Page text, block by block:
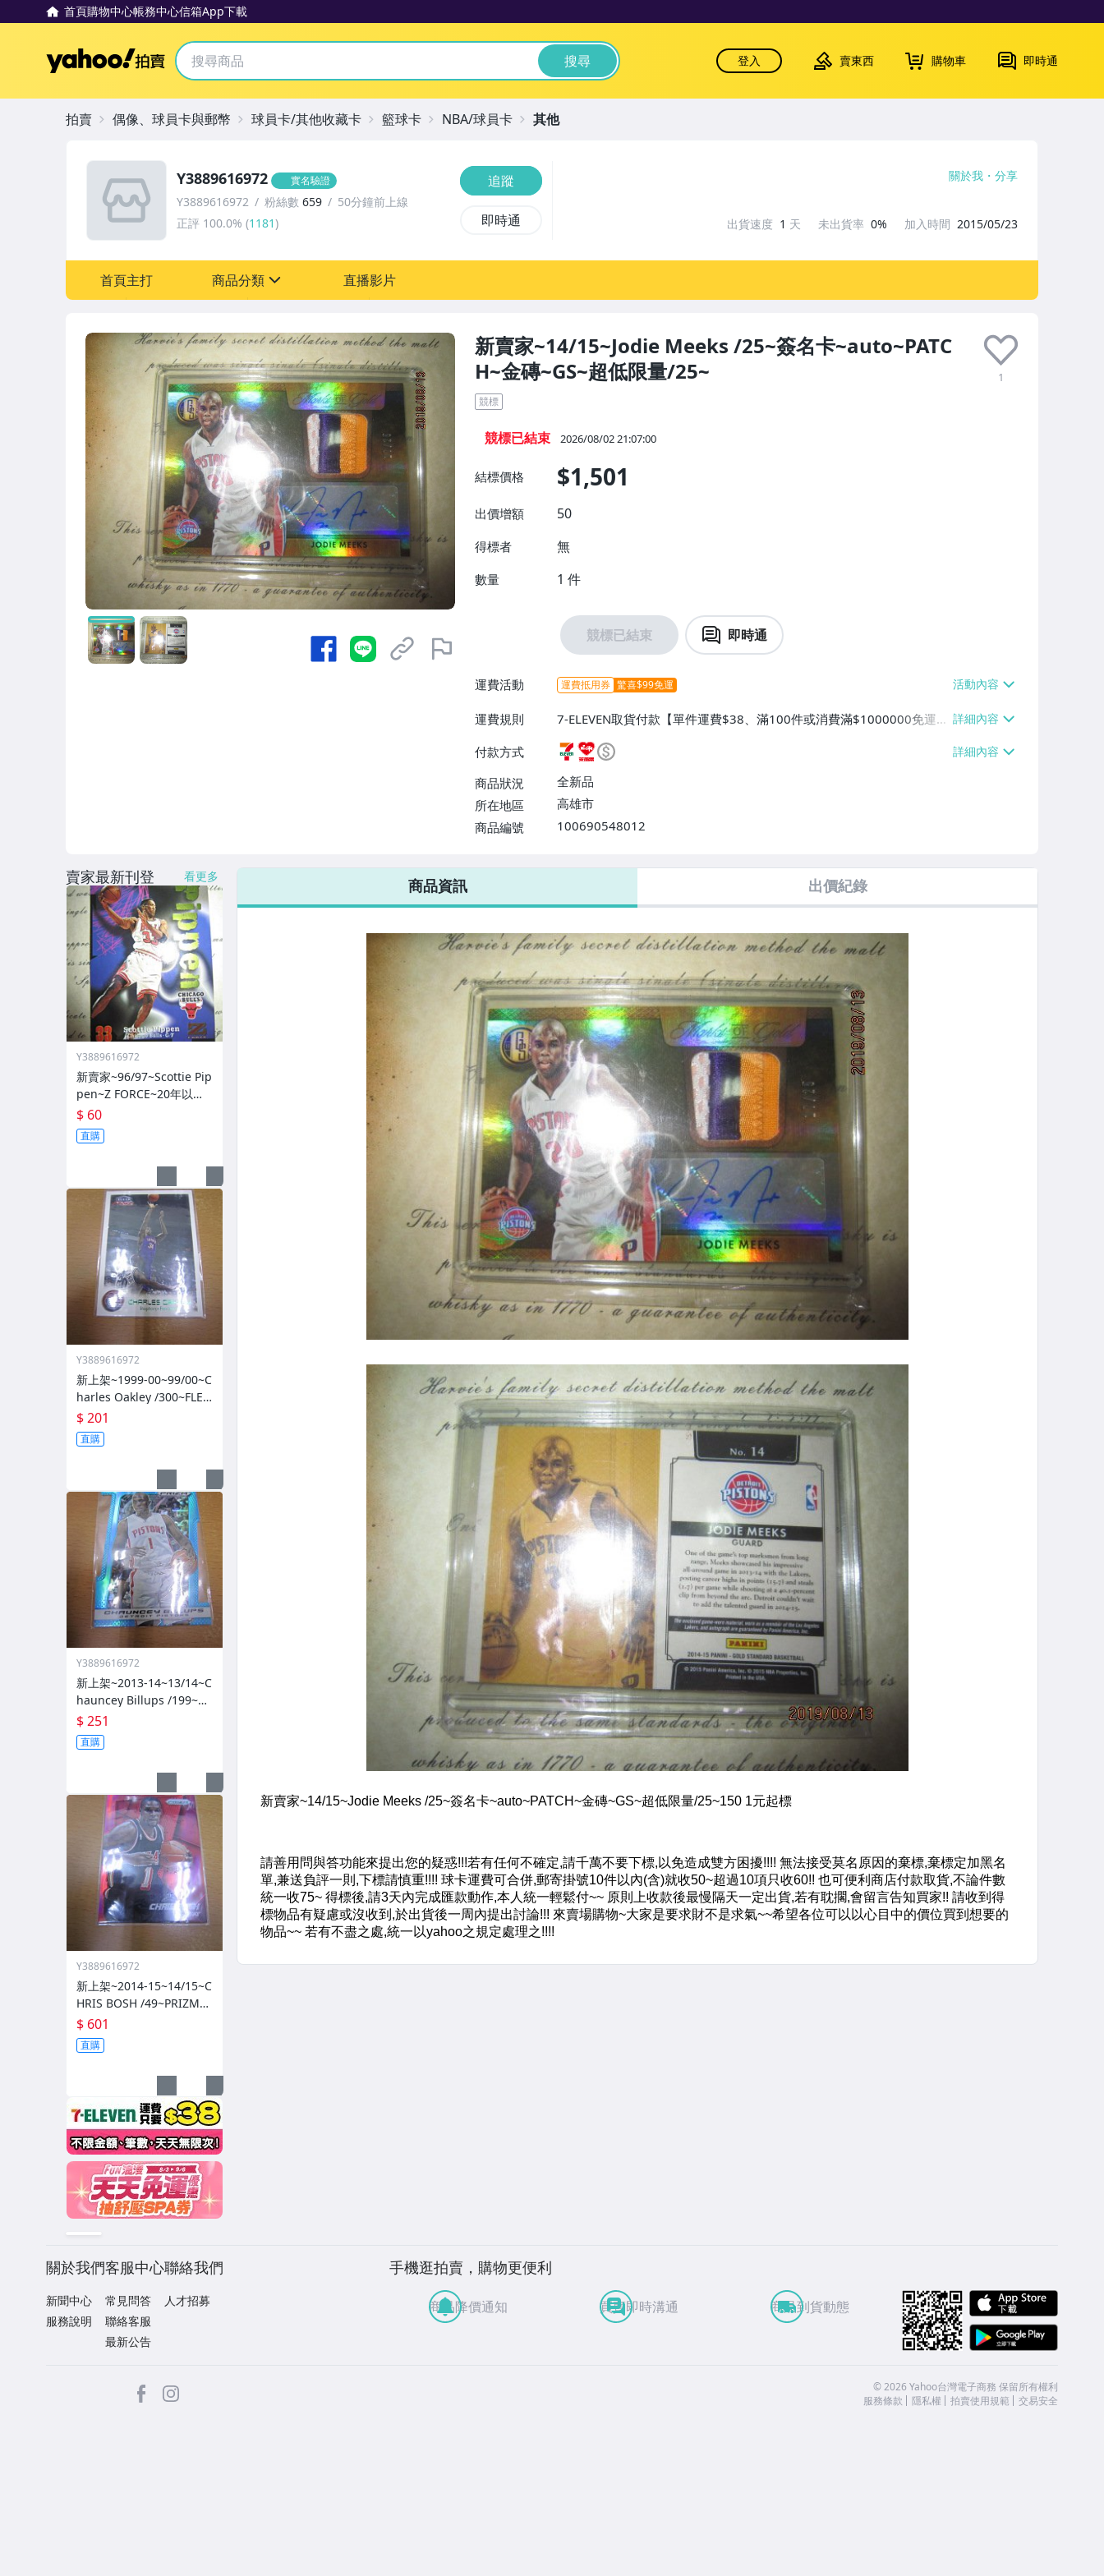
首頁購物中心帳務中心信箱App下載
Yahoo拍賣 搜尋 登入 賣東西 購物車 即時通
新賣家~14/15~Jodie Meeks /25~簽名卡~auto~PATC
H~金磚~GS~超低限量/25~
1
競標
競標已結束 2026/08/02 21:07:00
結標價格 $1,501
出價增額 50
得標者 無
數量 1 件
競標已結束 即時通
運費活動 運費抵用券 驚喜$99免運
運費規則
7-ELEVEN取貨付款【單件運費$38、滿100件或消費滿$1000000免運
費】、7-ELEVEN取貨不付款【單件運費$38】、萊爾富取貨付款【單件
運費$60、滿50件或消費滿$300000免運費】、郵局掛號【單件運費$5
0、滿30件或消費滿$30000免運費】
付款方式
商品狀況
全新品
所在地區
高雄市
商品編號
100690548012
7-ELEVEN 運費只要38元
Y3889616972 實名驗證
Y3889616972 粉絲數 659
50分鐘前上線
正評 100.0% (1181)
追蹤
即時通
關於我 分享
出貨速度 1 天 未出貨率 0% 加入時間 2015/05/23
首頁主打 商品分類 直播影片
拍賣 偶像、球員卡與郵幣 球員卡/其他收藏卡 籃球卡 NBA/球員卡 其他
商品資訊 出價紀錄
賣家最新刊登 看更多
Y3889616972
新賣家~96/97~Scottie Pip
pen~Z FORCE~20年以上
歷史~無限量~
$ 60
直購
Y3889616972
新上架~1999-00~99/00~C
harles Oakley /300~FLEE
R~~限量/300~1060114-1
$ 201
直購
Y3889616972
新上架~2013-14~13/14~C
hauncey Billups /199~PR
IZM~SILVER~藍亮~限量/1
99~1060114-1
$ 251
直購
Y3889616972
新上架~2014-15~14/15~C
HRIS BOSH /49~PRIZM~S
ILVER~紅亮~低限量/49~1
060114-1
$ 601
直購
關於我們
新聞中心
服務說明
客服中心
常見問答
聯絡客服
最新公告
聯絡我們
人才招募
手機逛拍賣，購物更便利
商品降價通知 買賣即時溝通 商品到貨動態
facebook ©2026 Yahoo台灣電子商務 保留所有權利
服務條款
隱私權 拍賣使用規範 交易安全